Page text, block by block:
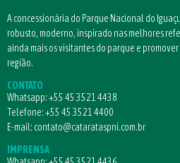
A concessionária do Parque Nacional do
robusto, moderno, inspirado nas melhores
ainda mais os visitantes do parque e
região.
CONTATO
Whatsapp:+55 45 3521 4438
Telefone:+55 45 3521 4400
E-mail: contato@catarataspni.com.br
IMPRENSA